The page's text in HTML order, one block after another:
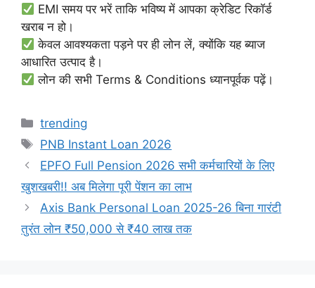
EMI समय पर भरें ताकि भविष्य में आपका क्रेडिट रिकॉर्ड
खराब न हो।
केवल आवश्यकता पड़ने पर ही लोन लें, क्योंकि यह ब्याज
आधारित उत्पाद है।
लोन की सभी Terms & Conditions ध्यानपूर्वक पढ़ें।
Categories
trending
Tags
PNB Instant Loan 2026
EPFO Full Pension 2026 सभी कर्मचारियों के लिए
खुशखबरी!! अब मिलेगा पूरी पेंशन का लाभ
Axis Bank Personal Loan 2025-26 बिना गारंटी
तुरंत लोन ₹50,000 से ₹40 लाख तक